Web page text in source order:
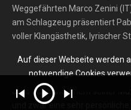
Weggefährten Marco Zenini
am Schlagzeug präsentiert
voller Klangästhetik, lyrischer
Improvisationen. Wenn in der
fallen immer wieder
„lyrischer Musiker der
dass das Fundament seiner
und zwar eine sehr
Auf dieser Webseite werden
notwendige Cookies